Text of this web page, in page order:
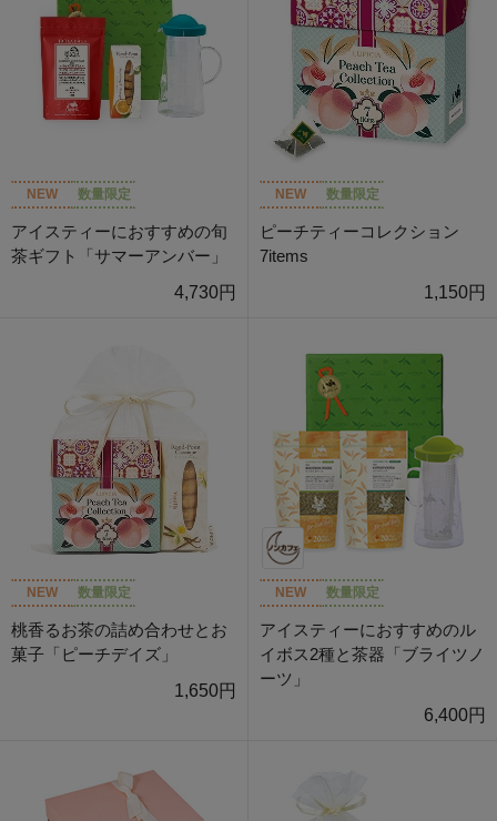
NEW 数量限定
アイスティーにおすすめの旬
茶ギフト「サマーアンバー」
4,730円
NEW 数量限定
ピーチティーコレクション
7items
1,150円
NEW 数量限定
桃香るお茶の詰め合わせとお
菓子「ピーチデイズ」
1,650円
NEW 数量限定
アイスティーにおすすめのル
イボス2種と茶器「ブライツノ
ーツ」
6,400円